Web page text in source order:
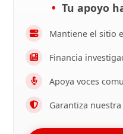
Tu apoyo
Mantiene el sitio
Financia
Apoya voces
Garantiza